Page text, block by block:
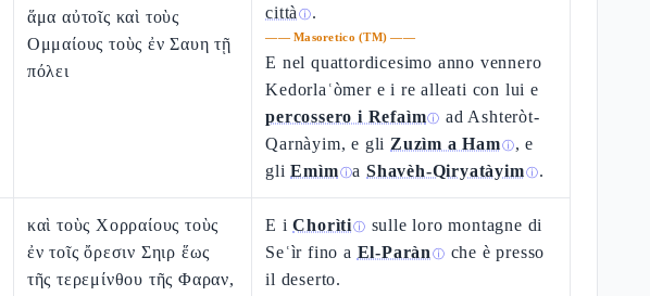
ἅμα αὐτοῖς καὶ τοὺς
Ομμαίους τοὺς ἐν Σαυη τῇ
πόλει
città ⓘ.
——Masoretico (TM) ——
E nel quattordicesimo anno vennero
Kedorlaʿòmer e i re alleati con lui e
percossero i Refaìmⓘ ad Ashteròt-
Qarnàyim, e gli Zuzìm a Hamⓘ, e
gliEmìmⓘaShavèh-Qiryatàyimⓘ.
καὶ τοὺς Χορραίους τοὺς
ἐν τοῖς ὄρεσιν Σηιρ ἕως
τῆς τερεμίνθου τῆς Φαραν,
E iChorìtiⓘ sulle loro montagne di
Seʿìr fino a El-Paràn ⓘ che è presso
il deserto.